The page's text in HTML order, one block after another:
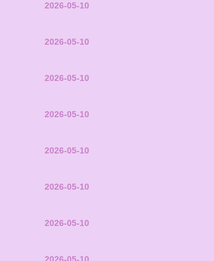
2026-05-10
2026-05-10
2026-05-10
2026-05-10
2026-05-10
2026-05-10
2026-05-10